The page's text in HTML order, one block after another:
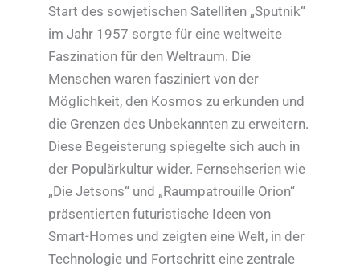
Start des sowjetischen Satelliten „Sputnik“
im Jahr 1957 sorgte für eine weltweite
Faszination für den Weltraum. Die
Menschen waren fasziniert von der
Möglichkeit, den Kosmos zu erkunden und
die Grenzen des Unbekannten zu erweitern.
Diese Begeisterung spiegelte sich auch in
der Populärkultur wider. Fernsehserien wie
„Die Jetsons“ und „Raumpatrouille Orion“
präsentierten futuristische Ideen von
Smart-Homes und zeigten eine Welt, in der
Technologie und Fortschritt eine zentrale